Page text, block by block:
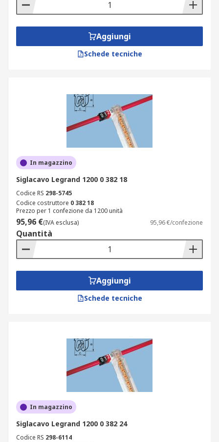
Aggiungi
Schede tecniche
In magazzino
Siglacavo Legrand 1200 0 382 18
Codice RS 298-5745
Codice costruttore 0 382 18
Prezzo per 1 confezione da 1200 unità
95,96 €(IVA esclusa) 95,96 €/confezione
Quantità
Aggiungi
Schede tecniche
In magazzino
Siglacavo Legrand 1200 0 382 24
Codice RS 298-6114